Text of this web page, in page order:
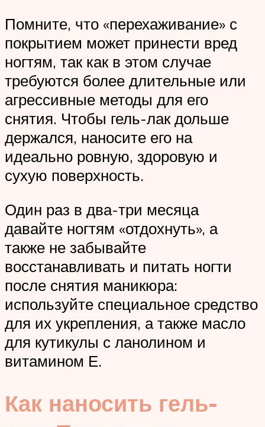
Помните, что «перехаживание» с
покрытием может принести вред
ногтям, так как в этом случае
требуются более длительные или
агрессивные методы для его
снятия. Чтобы гель-лак дольше
держался, наносите его на
идеально ровную, здоровую и
сухую поверхность.
Один раз в два-три месяца
давайте ногтям «отдохнуть», а
также не забывайте
восстанавливать и питать ногти
после снятия маникюра:
используйте специальное средство
для их укрепления, а также масло
для кутикулы с ланолином и
витамином Е.
Как наносить гель-